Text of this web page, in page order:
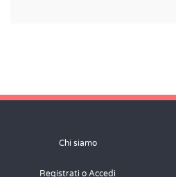
Chi siamo
Registrati o Accedi